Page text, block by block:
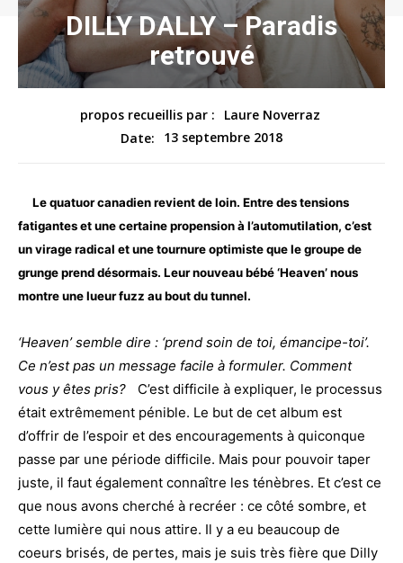
DILLY DALLY – Paradis
retrouvé
propos recueillis par :
Laure Noverraz
Date:
13 septembre 2018
Le quatuor canadien revient de loin. Entre des tensions
fatigantes et une certaine propension à l’automutilation, c’est
un virage radical et une tournure optimiste que le groupe de
grunge prend désormais. Leur nouveau bébé ‘Heaven’ nous
montre une lueur fuzz au bout du tunnel.
‘Heaven’ semble dire : ‘prend soin de toi, émancipe-toi’.
Ce n’est pas un message facile à formuler. Comment
vous y êtes pris? C’est difficile à expliquer, le processus
était extrêmement pénible. Le but de cet album est
d’offrir de l’espoir et des encouragements à quiconque
passe par une période difficile. Mais pour pouvoir taper
juste, il faut également connaître les ténèbres. Et c’est ce
que nous avons cherché à recréer : ce côté sombre, et
cette lumière qui nous attire. Il y a eu beaucoup de
coeurs brisés, de pertes, mais je suis très fière que Dilly